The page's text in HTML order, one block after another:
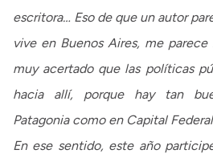
escritora… Eso de que un autor
vive en Buenos Aires, me
muy acertado que las políticas
hacia allí, porque hay tan
Patagonia como en Capital
En ese sentido, este año